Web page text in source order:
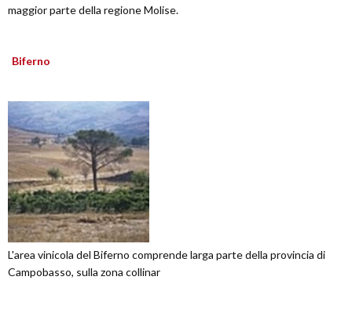
maggior parte della regione Molise.
Biferno
L'area vinicola del Biferno comprende larga parte della provincia di
Campobasso, sulla zona collinar